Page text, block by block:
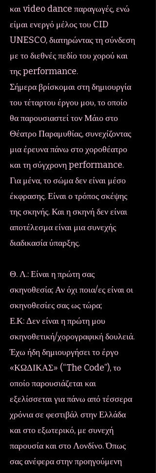
και video dance παραγωγές, ενώ
είμαι ενεργό μέλος του CID
UNESCO, διατηρώντας τη σύνδεση
με το διεθνές πεδίο του χορού και
της performance.
Σήμερα βρίσκομαι στη δημιουργία
του τέταρτου έργου μου, το οποίο
θα παρουσιαστεί τον Μάιο στο
Θέατρο Παραμυθίας, συνεχίζοντας
μια έρευνα πάνω στο χοροθέατρο
και τη σύγχρονη performance.
Για μένα, το σώμα δεν είναι μέσο
έκφρασης. Είναι ο τρόπος σκέψης
της σκηνής. Και η σκηνή δεν είναι
αποτέλεσμα είναι μια συνεχής
διαδικασία ύπαρξης.
Θ. Λ.: Είναι η πρώτη σας
σκηνοθεσία; Αν όχι ποια/ες είναι οι
σκηνοθεσίες σας ως τώρα;
Ε.Κ: Δεν είναι η πρώτη μου
σκηνοθετική/χορογραφική δουλειά.
Έχω ήδη δημιουργήσει το έργο
«ΚΩΔΙΚΑΣ» (“The Code”), το
οποίο παρουσιάζεται και
εξελίσσεται για πάνω από τέσσερα
χρόνια σε φεστιβάλ στην Ελλάδα
και στο εξωτερικό, με συνεχή
παρουσία και στο Λονδίνο. Όπως
σας ανέφερα στην προηγούμενη